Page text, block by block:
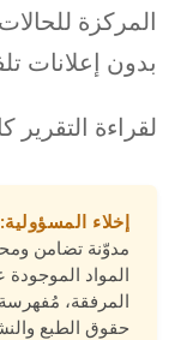
المركزة
بدون إعلانات
لقراءة التقرير
إخلاء المسؤولية:
مدوّنة تضامن
المواد
المرفقة،
حقوق الطبع